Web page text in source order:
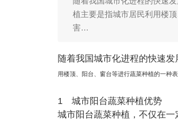
植主要是指城市居民利用楼
害…
随着我国城市化进程的快速
用楼顶、阳台、窗台等进行蔬菜种植的一种
1 城市阳台蔬菜种植优势
城市阳台蔬菜种植，不仅在